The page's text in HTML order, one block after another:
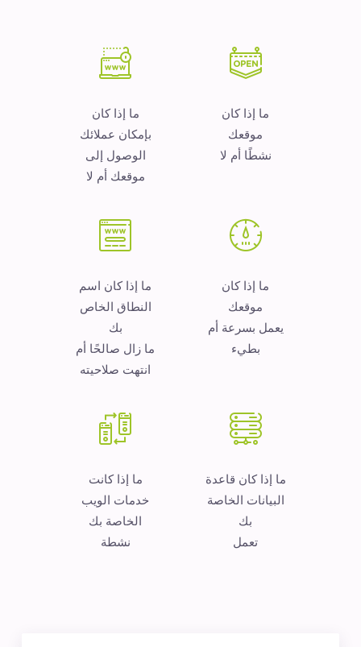
ما إذا كان
موقعك
نشطًا أم لا
ما إذا كان
بإمكان عملائك
الوصول إلى
موقعك أم لا
ما إذا كان
موقعك
يعمل بسرعة أم
بطيء
ما إذا كان اسم
النطاق الخاص
بك
ما زال صالحًا أم
انتهت صلاحيته
ما إذا كان قاعدة
البيانات الخاصة
بك
تعمل
ما إذا كانت
خدمات الويب
الخاصة بك
نشطة